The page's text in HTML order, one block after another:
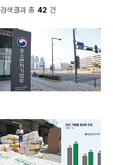
검색결과 총 42 건